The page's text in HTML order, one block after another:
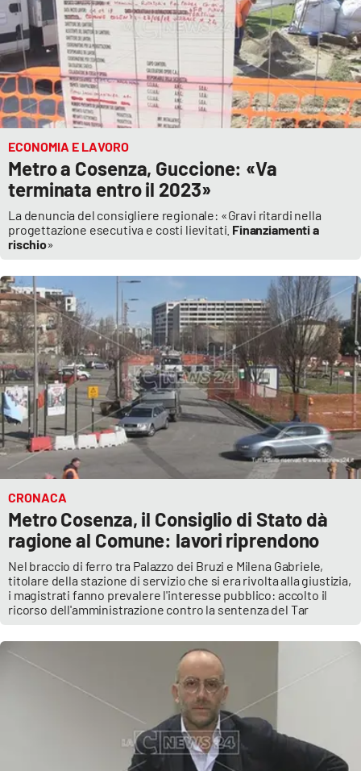
APP
Android
Apple
ECONOMIA E LAVORO
Metro a Cosenza, Guccione: «Va
terminata entro il 2023»
La denuncia del consigliere regionale: «Gravi ritardi nella
progettazione esecutiva e costi lievitati. Finanziamenti a
rischio»
CRONACA
Metro Cosenza, il Consiglio di Stato dà
ragione al Comune: lavori riprendono
Nel braccio di ferro tra Palazzo dei Bruzi e Milena Gabriele,
titolare della stazione di servizio che si era rivolta alla giustizia,
i magistrati fanno prevalere l'interesse pubblico: accolto il
ricorso dell'amministrazione contro la sentenza del Tar